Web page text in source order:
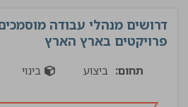
דרושים מנהלי עבודה
פרויקטים בארץ הארץ
תחום: ביצוע בינוי